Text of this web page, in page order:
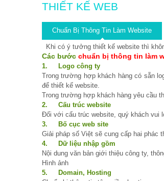
THIẾT KẾ WEB
Chuẩn Bị Thông Tin Làm Website
Khi có ý tưởng thiết kế website thì
Các bước chuẩn bị thông tin làm
1.
Logo công ty
Trong trường hợp khách hàng có sẵn
để thiết kế website.
Trong trường hợp khách hàng yêu cầu
2.
Cấu trúc website
Đối với cấu trúc website, quý khách vui
3.
Bố cục web site
Giải pháp số Việt sẽ cung cấp hai phác
4.
Dữ liệu nhập gồm
Nội dung văn bản giới thiệu công ty,
Hình ảnh
5.
Domain, Hosting